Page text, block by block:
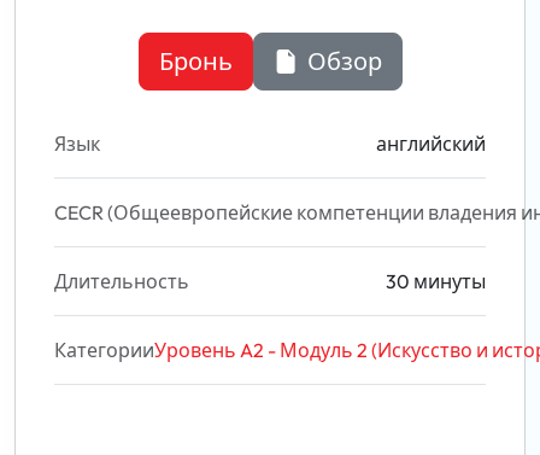
Бронь Обзор
Язык английский
CECR (Общеевропейские компетенции владения
Длительность 30 минуты
КатегорииУровень A2 - Модуль 2 (Искусство и